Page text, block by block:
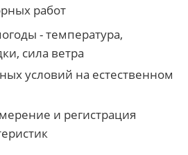
работ
- температура,
сила ветра
условий на естественном
и регистрация